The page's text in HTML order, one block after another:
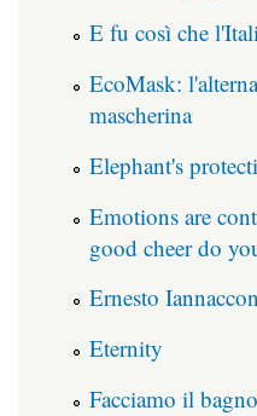
E fu così che
EcoMask:
mascherina
Elephant's
Emotions are
good cheer do
Ernesto
Eternity
Facciamo il